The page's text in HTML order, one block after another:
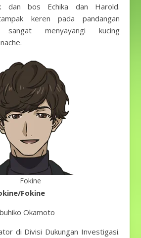
dan bos Echika dan Harold.
keren pada pandangan
menyayangi kucing
Fokine
Fokine
Okamoto
di Divisi Dukungan Investigasi.